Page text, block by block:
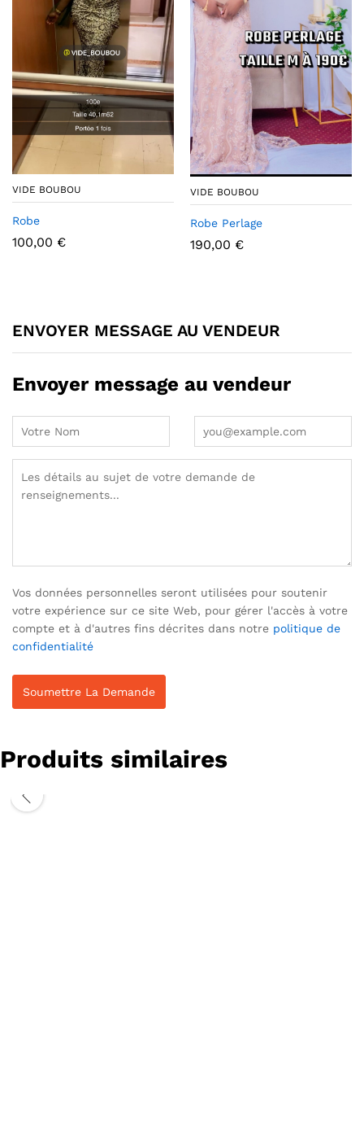
VIDE BOUBOU
Robe
100,00 €
VIDE BOUBOU
Robe Perlage
190,00 €
ENVOYER MESSAGE AU VENDEUR
Envoyer message au vendeur
Vos données personnelles seront utilisées pour soutenir
votre expérience sur ce site Web, pour gérer l'accès à votre
compte et à d'autres fins décrites dans notre politique de
confidentialité
Produits similaires